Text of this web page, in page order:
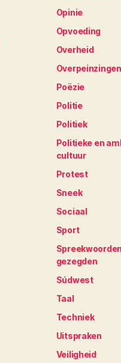
Opinie
Opvoeding
Overheid
Poëzie
Politie
Politiek
Politieke en
cultuur
Protest
Sneek
Sociaal
Sport
gezegden
Súdwest
Taal
Techniek
Uitspraken
Veiligheid